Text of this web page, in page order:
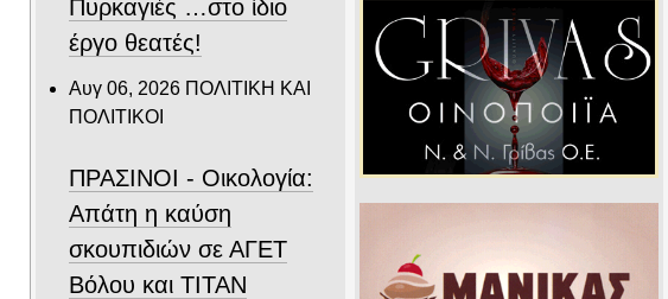
Πυρκαγιές …στο ίδιο
έργο θεατές!
Αυγ 06, 2026 ΠΟΛΙΤΙΚΗ ΚΑΙ
ΠΟΛΙΤΙΚΟΙ
ΠΡΑΣΙΝΟΙ - Οικολογία:
Απάτη η καύση
σκουπιδιών σε ΑΓΕΤ
Βόλου και ΤΙΤΑΝ